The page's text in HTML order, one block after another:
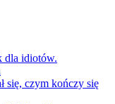
dla idiotów.
się, czym kończy się